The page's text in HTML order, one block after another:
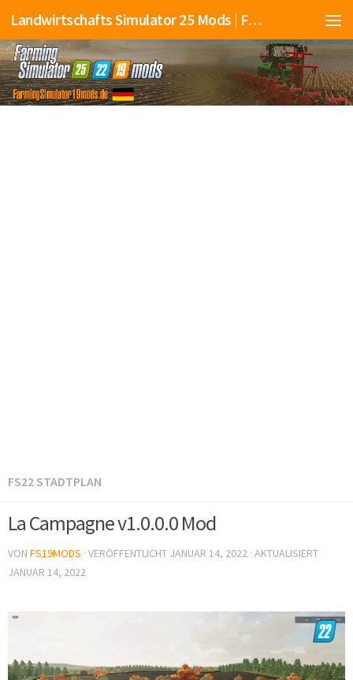
Landwirtschafts Simulator 25 Mods | Farming Simulator 25 Mods | FS25 Mods
FS22 STADTPLAN
La Campagne v1.0.0.0 Mod
VON FS19MODS · VERÖFFENTLICHT JANUAR 14, 2022 · AKTUALISIERT
JANUAR 14, 2022